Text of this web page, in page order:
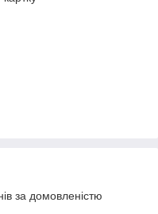
за домовленістю